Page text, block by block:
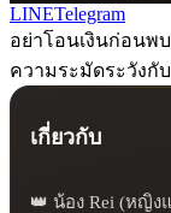
LINETelegram
อย่าโอนเงินก่อนพ
ความระมัดระวังกั
เกี่ยวกับ
👑 น้อง Rei (หญิง